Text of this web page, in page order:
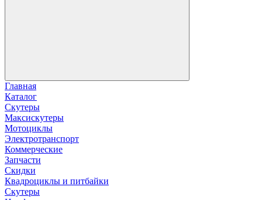
Главная
Каталог
Скутеры
Максискутеры
Мотоциклы
Электротранспорт
Коммерческие
Запчасти
Скидки
Квадроциклы и питбайки
Скутеры